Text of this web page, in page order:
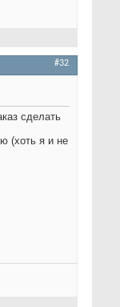
#32
сделать
(хоть я и не